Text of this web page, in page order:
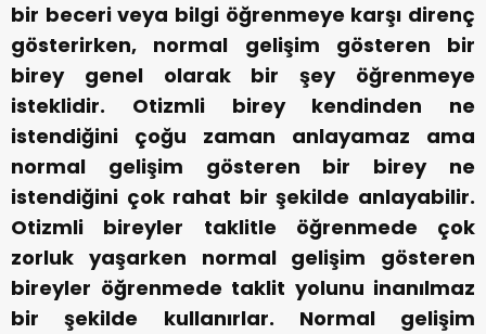
bir beceri veya bilgi öğrenmeye karşı direnç
gösterirken, normal gelişim gösteren bir
birey genel olarak bir şey öğrenmeye
isteklidir. Otizmli birey kendinden ne
istendiğini çoğu zaman anlayamaz ama
normal gelişim gösteren bir birey ne
istendiğini çok rahat bir şekilde anlayabilir.
Otizmli bireyler taklitle öğrenmede çok
zorluk yaşarken normal gelişim gösteren
bireyler öğrenmede taklit yolunu inanılmaz
bir şekilde kullanırlar. Normal gelişim